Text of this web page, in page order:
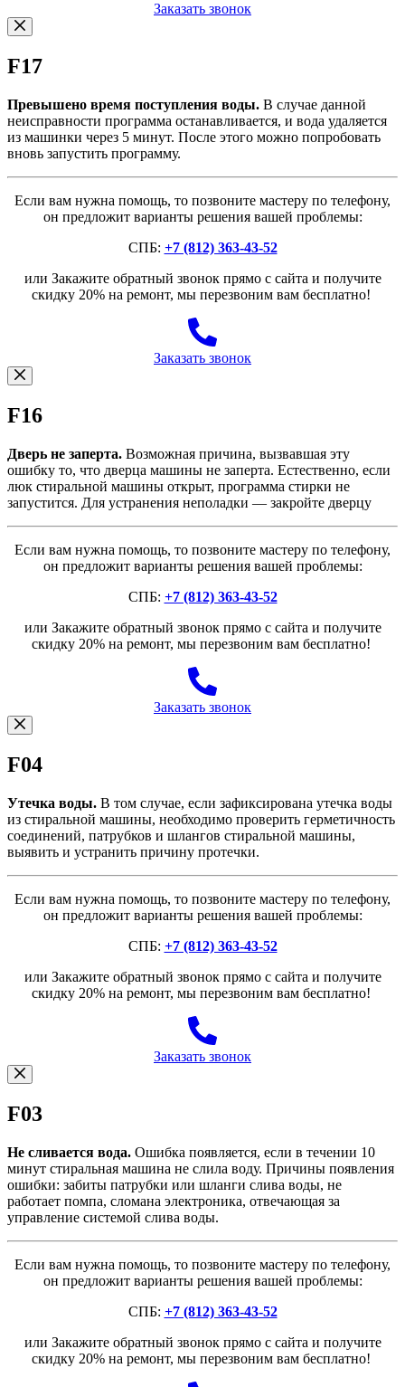
Заказать звонок
F17
Превышено время поступления воды. В случае данной
неисправности программа останавливается, и вода удаляется
из машинки через 5 минут. После этого можно попробовать
вновь запустить программу.
Если вам нужна помощь, то позвоните мастеру по телефону,
он предложит варианты решения вашей проблемы:
СПБ: +7 (812) 363-43-52
или Закажите обратный звонок прямо с сайта и получите
скидку 20% на ремонт, мы перезвоним вам бесплатно!
Заказать звонок
F16
Дверь не заперта. Возможная причина, вызвавшая эту
ошибку то, что дверца машины не заперта. Естественно, если
люк стиральной машины открыт, программа стирки не
запустится. Для устранения неполадки — закройте дверцу
Если вам нужна помощь, то позвоните мастеру по телефону,
он предложит варианты решения вашей проблемы:
СПБ: +7 (812) 363-43-52
или Закажите обратный звонок прямо с сайта и получите
скидку 20% на ремонт, мы перезвоним вам бесплатно!
Заказать звонок
F04
Утечка воды. В том случае, если зафиксирована утечка воды
из стиральной машины, необходимо проверить герметичность
соединений, патрубков и шлангов стиральной машины,
выявить и устранить причину протечки.
Если вам нужна помощь, то позвоните мастеру по телефону,
он предложит варианты решения вашей проблемы:
СПБ: +7 (812) 363-43-52
или Закажите обратный звонок прямо с сайта и получите
скидку 20% на ремонт, мы перезвоним вам бесплатно!
Заказать звонок
F03
Не сливается вода. Ошибка появляется, если в течении 10
минут стиральная машина не слила воду. Причины появления
ошибки: забиты патрубки или шланги слива воды, не
работает помпа, сломана электроника, отвечающая за
управление системой слива воды.
Если вам нужна помощь, то позвоните мастеру по телефону,
он предложит варианты решения вашей проблемы:
СПБ: +7 (812) 363-43-52
или Закажите обратный звонок прямо с сайта и получите
скидку 20% на ремонт, мы перезвоним вам бесплатно!